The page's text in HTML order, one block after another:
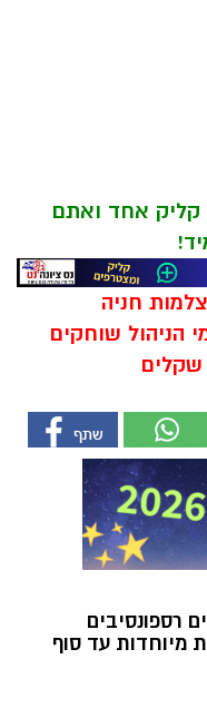
קליק אחד ואתם
חניה
הניהול שוחקים
שקלים
רספונסיבים
מיוחדות עד סוף